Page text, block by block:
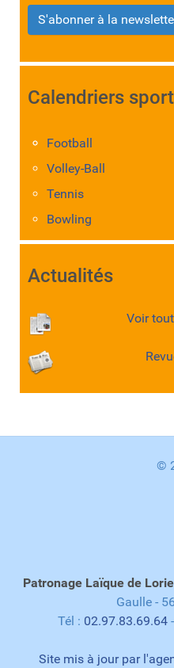
S'abonner à la
Calendriers
Football
Volley-Ball
Tennis
Bowling
Actualités
Voir
©
Patronage Laïque de
Gaulle -
Tél : 02.97.83.69.64 -
Site mis à jour par